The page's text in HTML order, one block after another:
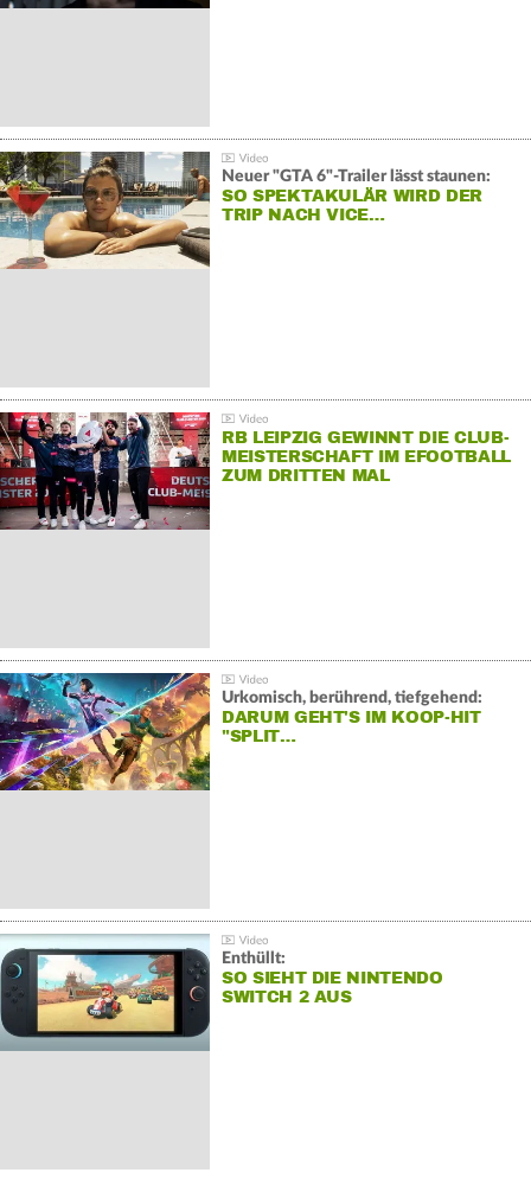
Neuer "GTA 6"-Trailer lässt staunen:
SO SPEKTAKULÄR WIRD DER
TRIP NACH VICE…
RB LEIPZIG GEWINNT DIE CLUB-
MEISTERSCHAFT IM EFOOTBALL
ZUM DRITTEN MAL
Urkomisch, berührend, tiefgehend:
DARUM GEHT'S IM KOOP-HIT
"SPLIT…
Enthüllt:
SO SIEHT DIE NINTENDO
SWITCH 2 AUS